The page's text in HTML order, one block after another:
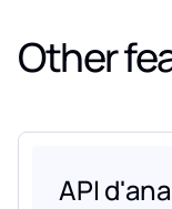
Other
API